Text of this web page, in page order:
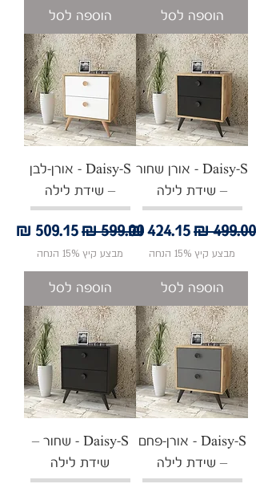
הוספה לסל הוספה לסל
Daisy-S - אורן שחור
– שידת לילה
מחיר רגילמחיר מבצע
מבצע קיץ 15% הנחה
הוספה לסל
Daisy-S - אורן-לבן
– שידת לילה
מחיר רגילמחיר
מבצע קיץ 15% הנחה
הוספה לסל
Daisy-S - אורן-פחם
– שידת לילה
Daisy-S - שחור –
שידת לילה